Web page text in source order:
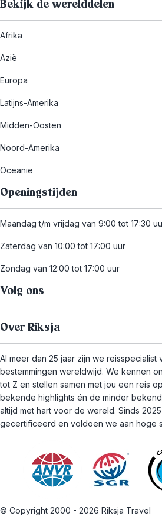
Bekijk de werelddelen
Afrika
Azië
Europa
Latijns-Amerika
Midden-Oosten
Noord-Amerika
Oceanië
Openingstijden
Maandag t/m vrijdag van 9:00 tot 17:30
Zaterdag van 10:00 tot 17:00 uur
Zondag van 12:00 tot 17:00 uur
Volg ons
Over Riksja
Al meer dan 25 jaar zijn we reisspecialist
bestemmingen wereldwijd. We kennen
tot Z en stellen samen met jou een reis
bekende highlights én de minder
altijd met hart voor de wereld. Sinds
gecertificeerd en voldoen we aan hoge
© Copyright 2000 - 2026 Riksja Travel